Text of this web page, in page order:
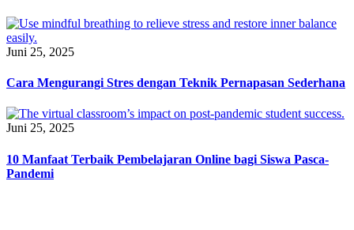
Juni 25, 2025
Cara Mengurangi Stres dengan Teknik Pernapasan Sederhana
Juni 25, 2025
10 Manfaat Terbaik Pembelajaran Online bagi Siswa Pasca-
Pandemi